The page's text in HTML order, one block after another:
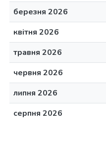
березня 2026
квітня 2026
травня 2026
червня 2026
липня 2026
серпня 2026